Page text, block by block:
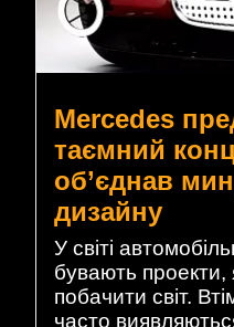
Mercedes
таємний
об’єднав
дизайну
У світі
бувають проекти,
побачити світ.
часто